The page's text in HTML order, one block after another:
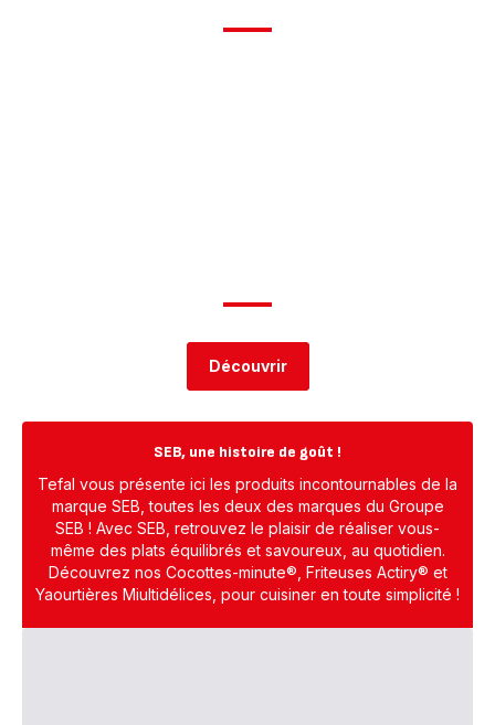
Découvrir
SEB, une histoire de goût !
Tefal vous présente ici les produits incontournables de la
marque SEB, toutes les deux des marques du Groupe
SEB ! Avec SEB, retrouvez le plaisir de réaliser vous-
même des plats équilibrés et savoureux, au quotidien.
Découvrez nos Cocottes-minute®, Friteuses Actiry® et
Yaourtières Miultidélices, pour cuisiner en toute simplicité !